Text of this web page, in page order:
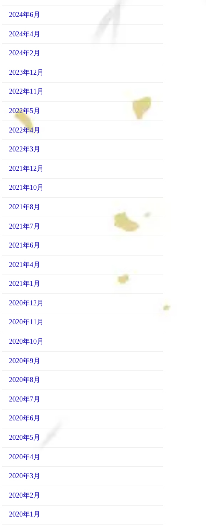
2024年6月
2024年4月
2024年2月
2023年12月
2022年11月
2022年5月
2022年4月
2022年3月
2021年12月
2021年10月
2021年8月
2021年7月
2021年6月
2021年4月
2021年1月
2020年12月
2020年11月
2020年10月
2020年9月
2020年8月
2020年7月
2020年6月
2020年5月
2020年4月
2020年3月
2020年2月
2020年1月